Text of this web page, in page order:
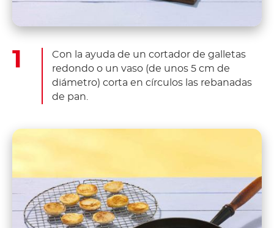
Con la ayuda de un cortador de galletas
redondo o un vaso (de unos 5 cm de
diámetro) corta en círculos las rebanadas
de pan.